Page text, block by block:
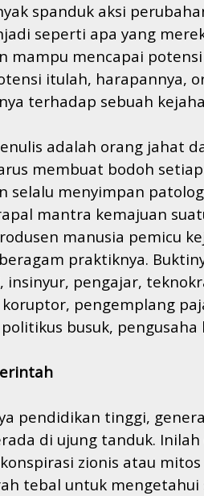
spanduk aksi
seperti apa yang
mampu mencapai
itulah, harapannya,
terhadap sebuah
adalah orang jahat
membuat bodoh
selalu menyimpan
mantra kemajuan
manusia pemicu
praktiknya.
insinyur, pengajar,
pengemplang
busuk,
pendidikan tinggi,
di ujung tanduk.
zionis atau
tebal untuk